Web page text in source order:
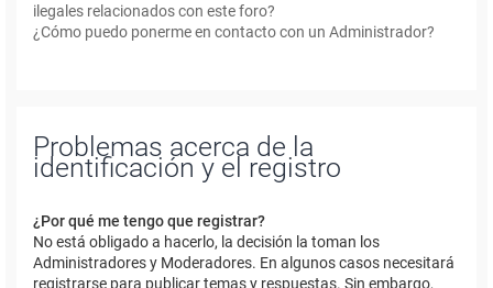
ilegales relacionados con este foro?
¿Cómo puedo ponerme en contacto con un Administrador?
Problemas acerca de la
identificación y el registro
¿Por qué me tengo que registrar?
No está obligado a hacerlo, la decisión la toman los
Administradores y Moderadores. En algunos casos necesitará
registrarse para publicar temas y respuestas. Sin embargo,